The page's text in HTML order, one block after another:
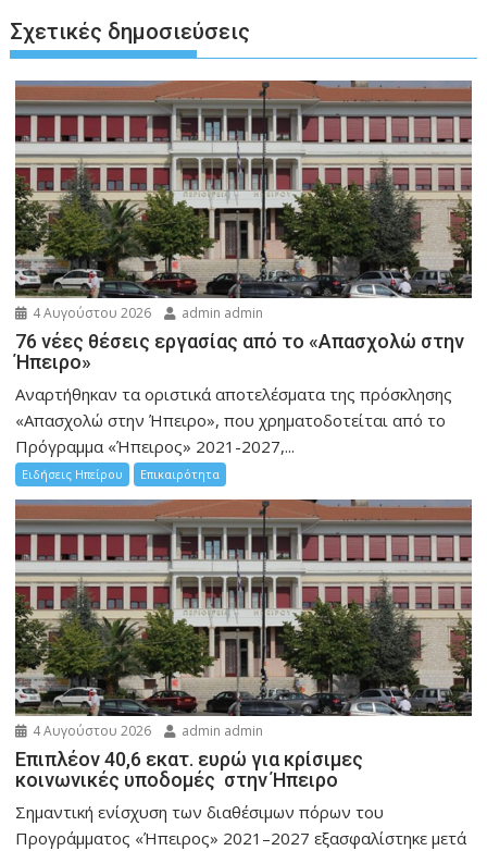
Σχετικές δημοσιεύσεις
4 Αυγούστου 2026 admin admin
76 νέες θέσεις εργασίας από το «Απασχολώ στην
Ήπειρο»
Αναρτήθηκαν τα οριστικά αποτελέσματα της πρόσκλησης
«Απασχολώ στην Ήπειρο», που χρηματοδοτείται από το
Πρόγραμμα «Ήπειρος» 2021-2027,...
Ειδήσεις Ηπείρου Επικαιρότητα
4 Αυγούστου 2026 admin admin
Επιπλέον 40,6 εκατ. ευρώ για κρίσιμες
κοινωνικές υποδομές στην Ήπειρο
Σημαντική ενίσχυση των διαθέσιμων πόρων του
Προγράμματος «Ήπειρος» 2021–2027 εξασφαλίστηκε μετά